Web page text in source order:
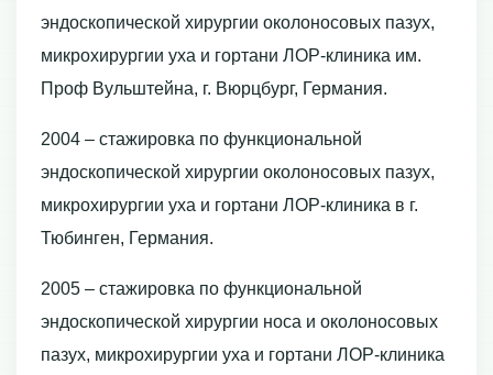
эндоскопической хирургии околоносовых пазух,
микрохирургии уха и гортани ЛОР-клиника им.
Проф Вульштейна, г. Вюрцбург, Германия.
2004 – стажировка по функциональной
эндоскопической хирургии околоносовых пазух,
микрохирургии уха и гортани ЛОР-клиника в г.
Тюбинген, Германия.
2005 – стажировка по функциональной
эндоскопической хирургии носа и околоносовых
пазух, микрохирургии уха и гортани ЛОР-клиника